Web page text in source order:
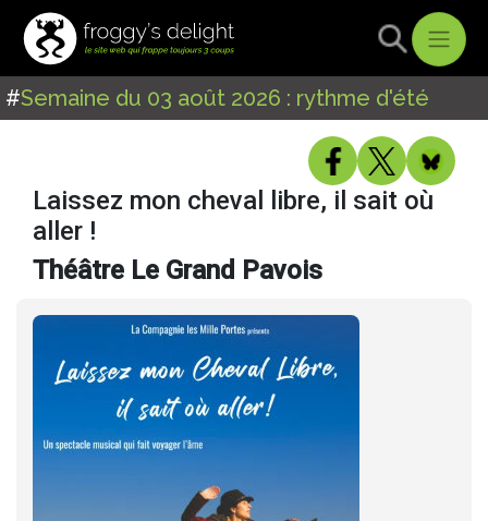
#Semaine du 03 août 2026 : rythme d'été
Laissez mon cheval libre, il sait où
aller !
Théâtre Le Grand Pavois